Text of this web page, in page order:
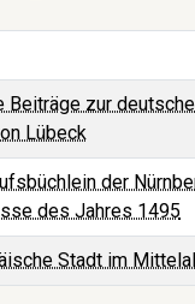
Beiträge zur
Lübeck
der
des Jahres 1495
Stadt im